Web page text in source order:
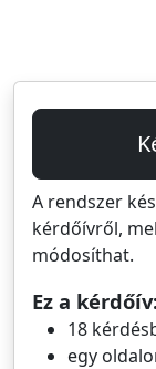
A rendszer
kérdőívről,
módosíthat.
Ez a
18
egy